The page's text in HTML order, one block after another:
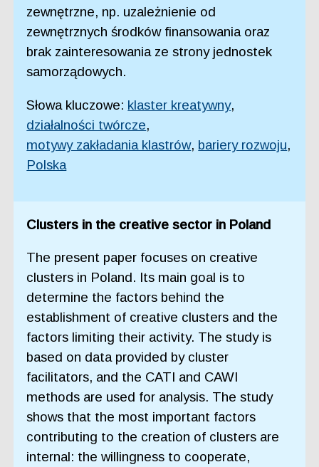
zewnętrzne, np. uzależnienie od
zewnętrznych środków finansowania oraz
brak zainteresowania ze strony jednostek
samorządowych.
Słowa kluczowe: klaster kreatywny,
działalności twórcze,
motywy zakładania klastrów, bariery rozwoju,
Polska
Clusters in the creative sector in Poland
The present paper focuses on creative
clusters in Poland. Its main goal is to
determine the factors behind the
establishment of creative clusters and the
factors limiting their activity. The study is
based on data provided by cluster
facilitators, and the CATI and CAWI
methods are used for analysis. The study
shows that the most important factors
contributing to the creation of clusters are
internal: the willingness to cooperate,